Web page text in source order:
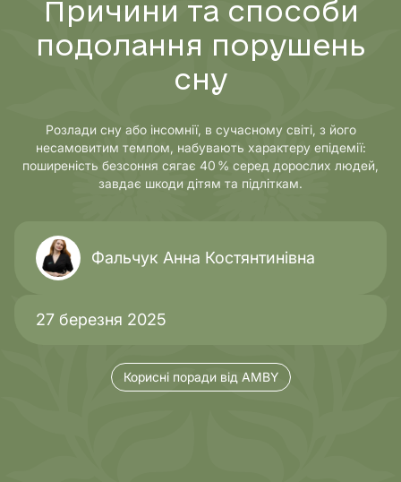
Причини та способи
подолання порушень
сну
Розлади сну або інсомнії, в сучасному світі, з його
несамовитим темпом, набувають характеру епідемії:
поширеність безсоння сягає 40 % серед дорослих людей,
завдає шкоди дітям та підліткам.
Фальчук Анна Костянтинівна
27 березня 2025
Корисні поради від AMBY